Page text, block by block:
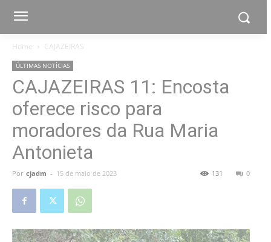
Home CAJAZEIRAS
ÚLTIMAS NOTÍCIAS
CAJAZEIRAS 11: Encosta
oferece risco para
moradores da Rua Maria
Antonieta
Por cjadm - 15 de maio de 2023 0
131